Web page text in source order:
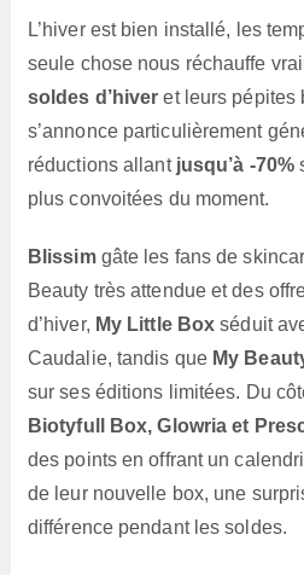
L’hiver est bien installé, les
seule chose nous réchauffe
soldes d’hiver et leurs pépites
s’annonce particulièrement
réductions allant jusqu’à -70%
plus convoitées du moment.
Blissimgâte les fans de
Beauty très attendue et des
d’hiver, My Little Box séduit
Caudalie, tandis que My
sur ses éditions limitées. Du
Biotyfull Box, Glowria et
des points en offrant un
de leur nouvelle box, une
différence pendant les soldes.